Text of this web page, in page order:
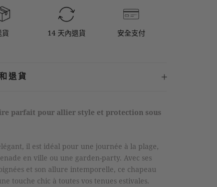
貨 14 天內退貨 安全支付
退貨
parfait pour allier style et protection sous
il est idéal pour une journée à la plage,
en ville ou une garden-party. Avec ses
et son allure intemporelle, ce chapeau
touche chic à toutes vos tenues estivales.